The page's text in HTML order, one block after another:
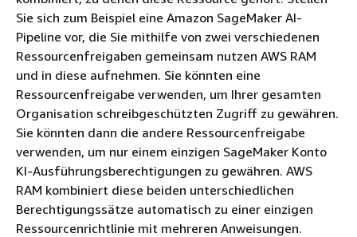
Sie sich zum Beispiel eine Amazon SageMaker AI-
Pipeline vor, die Sie mithilfe von zwei verschiedenen
Ressourcenfreigaben gemeinsam nutzen AWS RAM
und in diese aufnehmen. Sie könnten eine
Ressourcenfreigabe verwenden, um Ihrer gesamten
Organisation schreibgeschützten Zugriff zu gewähren.
Sie könnten dann die andere Ressourcenfreigabe
verwenden, um nur einem einzigen SageMaker Konto
KI-Ausführungsberechtigungen zu gewähren. AWS
RAM kombiniert diese beiden unterschiedlichen
Berechtigungssätze automatisch zu einer einzigen
Ressourcenrichtlinie mit mehreren Anweisungen.